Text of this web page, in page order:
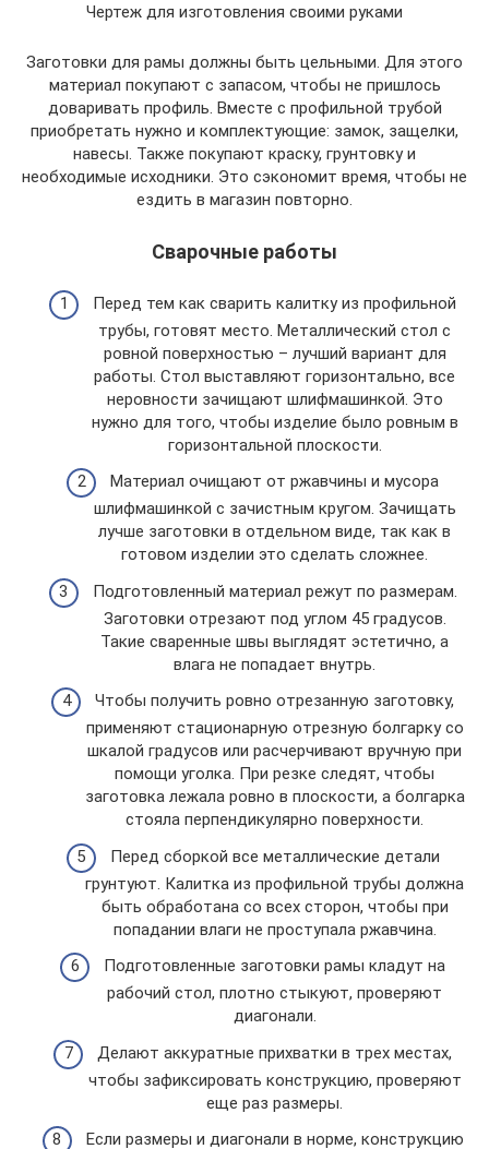
Чертеж для изготовления своими руками
Заготовки для рамы должны быть цельными. Для этого
материал покупают с запасом, чтобы не пришлось
доваривать профиль. Вместе с профильной трубой
приобретать нужно и комплектующие: замок, защелки,
навесы. Также покупают краску, грунтовку и
необходимые исходники. Это сэкономит время, чтобы не
ездить в магазин повторно.
Сварочные работы
Перед тем как сварить калитку из профильной
трубы, готовят место. Металлический стол с
ровной поверхностью – лучший вариант для
работы. Стол выставляют горизонтально, все
неровности зачищают шлифмашинкой. Это
нужно для того, чтобы изделие было ровным в
горизонтальной плоскости.
Материал очищают от ржавчины и мусора
шлифмашинкой с зачистным кругом. Зачищать
лучше заготовки в отдельном виде, так как в
готовом изделии это сделать сложнее.
Подготовленный материал режут по размерам.
Заготовки отрезают под углом 45 градусов.
Такие сваренные швы выглядят эстетично, а
влага не попадает внутрь.
Чтобы получить ровно отрезанную заготовку,
применяют стационарную отрезную болгарку со
шкалой градусов или расчерчивают вручную при
помощи уголка. При резке следят, чтобы
заготовка лежала ровно в плоскости, а болгарка
стояла перпендикулярно поверхности.
Перед сборкой все металлические детали
грунтуют. Калитка из профильной трубы должна
быть обработана со всех сторон, чтобы при
попадании влаги не проступала ржавчина.
Подготовленные заготовки рамы кладут на
рабочий стол, плотно стыкуют, проверяют
диагонали.
Делают аккуратные прихватки в трех местах,
чтобы зафиксировать конструкцию, проверяют
еще раз размеры.
Если размеры и диагонали в норме, конструкцию